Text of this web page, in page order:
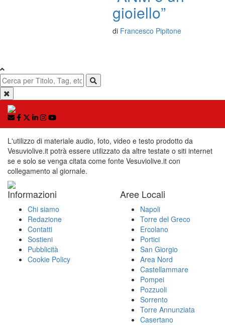
gioiello”
di Francesco Pipitone
L'utilizzo di materiale audio, foto, video e testo prodotto da
Vesuviolive.it potrà essere utilizzato da altre testate o siti internet
se e solo se venga citata come fonte Vesuviolive.it con
collegamento al giornale.
Informazioni
Chi siamo
Redazione
Contatti
Sostieni
Pubblicità
Cookie Policy
Aree Locali
Napoli
Torre del Greco
Ercolano
Portici
San Giorgio
Area Nord
Castellammare
Pompei
Pozzuoli
Sorrento
Torre Annunziata
Casertano